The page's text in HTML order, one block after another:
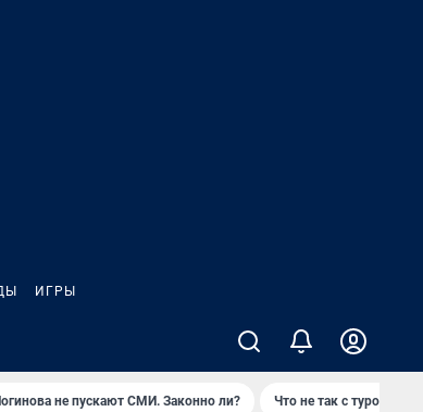
ИГРЫ
не пускают СМИ. Законно ли? Что не так с туром на